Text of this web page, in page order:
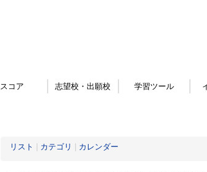
スコア 志望校・出願校 学習ツール
リスト カテゴリ カレンダー